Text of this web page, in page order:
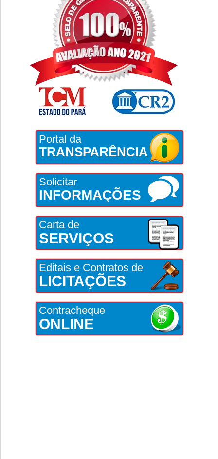
Portal da
TRANSPARÊNCIA
Solicitar
INFORMAÇÕES
Carta de
SERVIÇOS
Editais e Contratos de
LICITAÇÕES
Contracheque
ONLINE